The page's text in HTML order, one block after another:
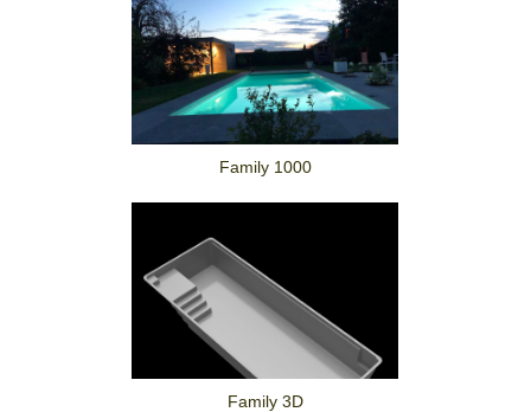
Family 1000
Family 3D